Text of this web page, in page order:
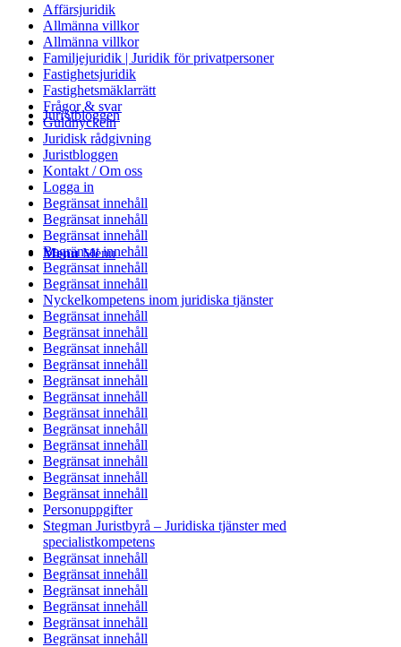
Juri§tbloggen
Menu Menu
Affärsjuridik
Allmänna villkor
Allmänna villkor
Familjejuridik | Juridik för privatpersoner
Fastighetsjuridik
Fastighetsmäklarrätt
Frågor & svar
Guldnyckeln
Juridisk rådgivning
Juristbloggen
Kontakt / Om oss
Logga in
Begränsat innehåll
Begränsat innehåll
Begränsat innehåll
Begränsat innehåll
Begränsat innehåll
Begränsat innehåll
Nyckelkompetens inom juridiska tjänster
Begränsat innehåll
Begränsat innehåll
Begränsat innehåll
Begränsat innehåll
Begränsat innehåll
Begränsat innehåll
Begränsat innehåll
Begränsat innehåll
Begränsat innehåll
Begränsat innehåll
Begränsat innehåll
Begränsat innehåll
Personuppgifter
Stegman Juristbyrå – Juridiska tjänster med
specialistkompetens
Begränsat innehåll
Begränsat innehåll
Begränsat innehåll
Begränsat innehåll
Begränsat innehåll
Begränsat innehåll